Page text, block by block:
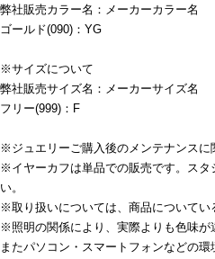
弊社販売カラー名：メーカーカラー名
ゴールド(090)：YG
※サイズについて
弊社販売サイズ名：メーカーサイズ名
フリー(999)：F
※ジュエリーご購入後のメンテナンスに
※イヤーカフは単品での販売です。スタ
い。
※取り扱いについては、商品についてい
※照明の関係により、実際よりも色味が
またパソコン・スマートフォンなどの